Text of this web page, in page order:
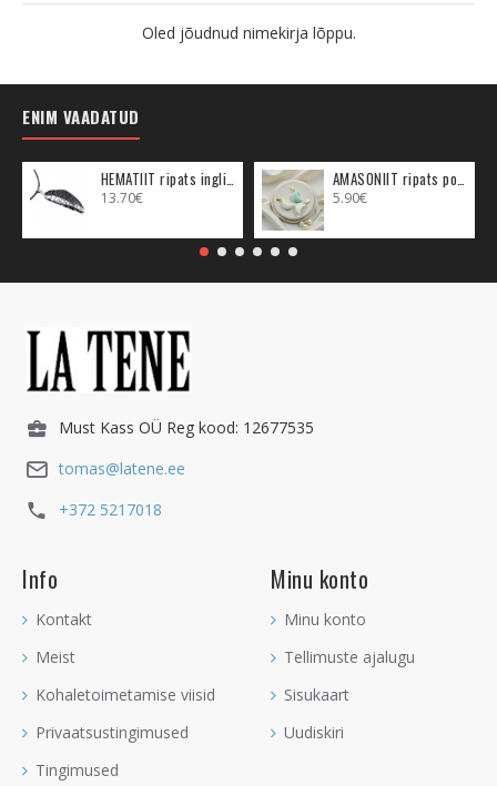
Oled jõudnud nimekirja lõppu.
ENIM VAADATUD
13.70€ 5.90€
Must Kass OÜ Reg kood: 12677535
tomas@latene.ee
+372 5217018
Info
Kontakt
Meist
Kohaletoimetamise viisid
Privaatsustingimused
Tingimused
Minu konto
Minu konto
Tellimuste ajalugu
Sisukaart
Uudiskiri